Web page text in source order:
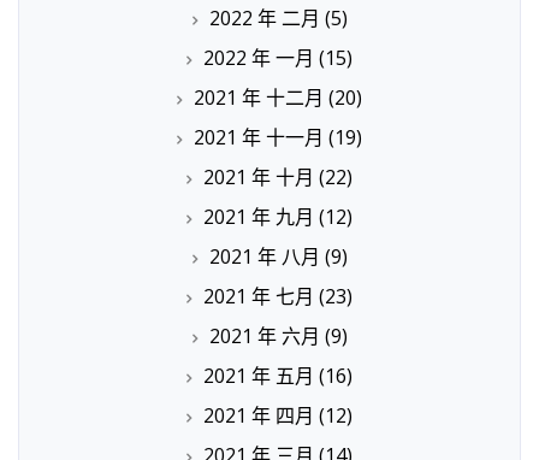
2022 年 二月 (5)
2022 年 一月 (15)
2021 年 十二月 (20)
2021 年 十一月 (19)
2021 年 十月 (22)
2021 年 九月 (12)
2021 年 八月 (9)
2021 年 七月 (23)
2021 年 六月 (9)
2021 年 五月 (16)
2021 年 四月 (12)